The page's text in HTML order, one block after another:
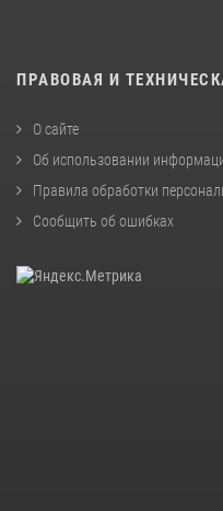
ПРАВОВАЯ И
О сайте
Об использовании
Правила обработки
Сообщить об ошибках